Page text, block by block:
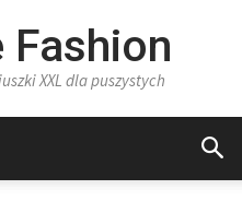
Fashion
XXL dla puszystych